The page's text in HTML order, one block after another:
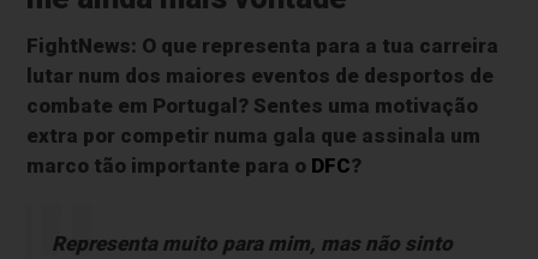
FightNews: O que representa para a tua carreira
lutar num dos maiores eventos de desportos de
combate em Portugal? Sentes uma motivação
extra por competir numa gala que assinala um
marco tão importante para o DFC?
Representa muito para mim, mas não sinto